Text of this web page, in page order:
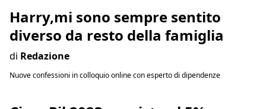
Harry,mi sono sempre sentito
diverso da resto della famiglia
di Redazione
Nuove confessioni in colloquio online con esperto di dipendenze